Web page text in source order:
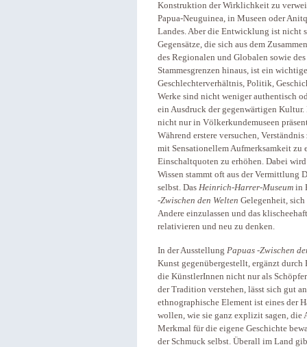
Konstruktion der Wirklichkeit zu
Papua-Neuguinea, in Museen oder
Landes. Aber die Entwicklung ist nicht
Gegensätze, die sich aus dem
des Regionalen und Globalen sowie
Stammesgrenzen hinaus, ist ein
Geschlechterverhältnis, Politik,
Werke sind nicht weniger authentisch
ein Ausdruck der gegenwärtigen
nicht nur in Völkerkundemuseen
Während erstere versuchen,
mit Sensationellem Aufmerksamkeit zu
Einschaltquoten zu erhöhen. Dabei
Wissen stammt oft aus der Vermittlung
selbst. Das Heinrich-Harrer-Museum in
-Zwischen den Welten Gelegenheit, sich
Andere einzulassen und das
relativieren und neu zu denken.
In der Ausstellung Papuas -Zwischen
Kunst gegenübergestellt, ergänzt durch
die KünstlerInnen nicht nur als
der Tradition verstehen, lässt sich gut
ethnographische Element ist eines der
wollen, wie sie ganz explizit sagen,
Merkmal für die eigene Geschichte
der Schmuck selbst. Überall im Land